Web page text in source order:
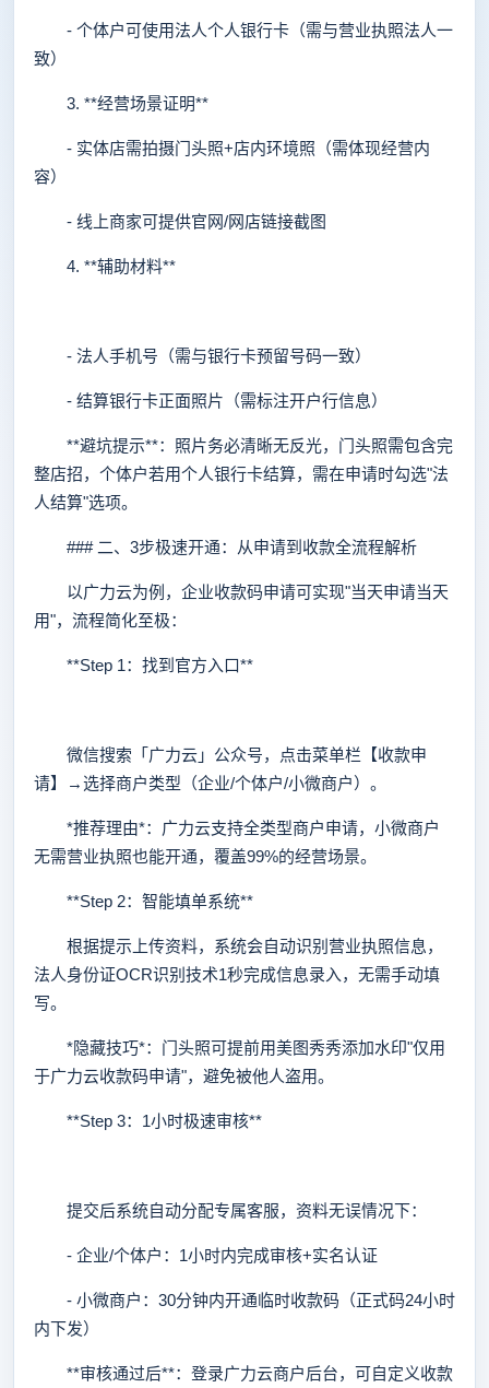
- 个体户可使用法人个人银行卡（需与营业执照法人一
致）
3. **经营场景证明**
- 实体店需拍摄门头照+店内环境照（需体现经营内
容）
- 线上商家可提供官网/网店链接截图
4. **辅助材料**
- 法人手机号（需与银行卡预留号码一致）
- 结算银行卡正面照片（需标注开户行信息）
**避坑提示**：照片务必清晰无反光，门头照需包含完
整店招，个体户若用个人银行卡结算，需在申请时勾选"法
人结算"选项。
### 二、3步极速开通：从申请到收款全流程解析
以广力云为例，企业收款码申请可实现"当天申请当天
用"，流程简化至极：
**Step 1：找到官方入口**
微信搜索「广力云」公众号，点击菜单栏【收款申
请】→选择商户类型（企业/个体户/小微商户）。
*推荐理由*：广力云支持全类型商户申请，小微商户
无需营业执照也能开通，覆盖99%的经营场景。
**Step 2：智能填单系统**
根据提示上传资料，系统会自动识别营业执照信息，
法人身份证OCR识别技术1秒完成信息录入，无需手动填
写。
*隐藏技巧*：门头照可提前用美图秀秀添加水印"仅用
于广力云收款码申请"，避免被他人盗用。
**Step 3：1小时极速审核**
提交后系统自动分配专属客服，资料无误情况下：
- 企业/个体户：1小时内完成审核+实名认证
- 小微商户：30分钟内开通临时收款码（正式码24小时
内下发）
**审核通过后**：登录广力云商户后台，可自定义收款